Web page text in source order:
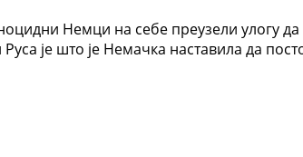
Немци на себе преузели улогу
је што је Немачка наставила да